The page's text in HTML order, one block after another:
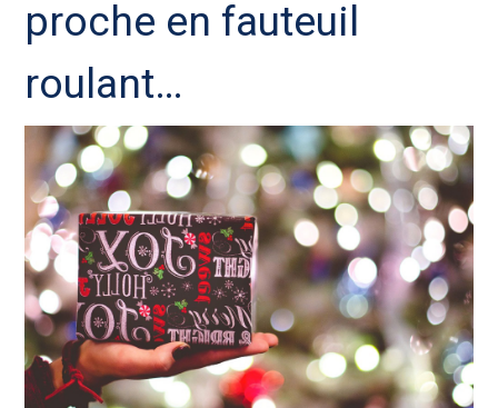
proche en fauteuil
roulant…